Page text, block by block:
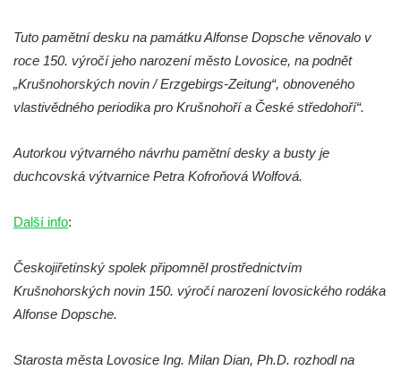
staré škole v Cítolibech
Pamětní deska 120 let založení SDH
Touchovice
Pamětní deska povodní 2013 ve Velkých
Pamětní deska Franze Josepha Gläsera na
Horním Jiřetíně
čp. 76 na Marxově náměstí v Postoloprtech
Pamětní deska Antonie a Stanislava
Vratislavových na obecním úřadu v
Tuto pamětní desku na památku Alfonse Dopsche věnovalo v
roce 150. výročí jeho narození město Lovosice, na podnět
„Krušnohorských novin / Erzgebirgs-Zeitung“, obnoveného
vlastivědného periodika pro Krušnohoří a České středohoří“.
Autorkou výtvarného návrhu pamětní desky a busty je
duchcovská výtvarnice Petra Kofroňová Wolfová.
Další info:
Českojiřetínský spolek připomněl prostřednictvím
Krušnohorských novin 150. výročí narození lovosického rodáka
Alfonse Dopsche.
Starosta města Lovosice Ing. Milan Dian, Ph.D. rozhodl na